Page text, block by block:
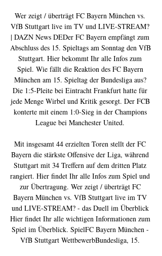
Wer zeigt / überträgt FC Bayern München vs.
VfB Stuttgart live im TV und LIVE-STREAM?
| DAZN News DEDer FC Bayern empfängt zum
Abschluss des 15. Spieltags am Sonntag den VfB
Stuttgart. Hier bekommt Ihr alle Infos zum
Spiel. Wie fällt die Reaktion des FC Bayern
München am 15. Spieltag der Bundesliga aus?
Die 1:5-Pleite bei Eintracht Frankfurt hatte für
jede Menge Wirbel und Kritik gesorgt. Der FCB
konterte mit einem 1:0-Sieg in der Champions
League bei Manchester United.
Mit insgesamt 44 erzielten Toren stellt der FC
Bayern die stärkste Offensive der Liga, während
Stuttgart mit 34 Treffern auf dem dritten Platz
rangiert. Hier findet Ihr alle Infos zum Spiel und
zur Übertragung. Wer zeigt / überträgt FC
Bayern München vs. VfB Stuttgart live im TV
und LIVE-STREAM? - das Duell im Überblick
Hier findet Ihr alle wichtigen Informationen zum
Spiel im Überblick. SpielFC Bayern München -
VfB Stuttgart WettbewerbBundesliga, 15.